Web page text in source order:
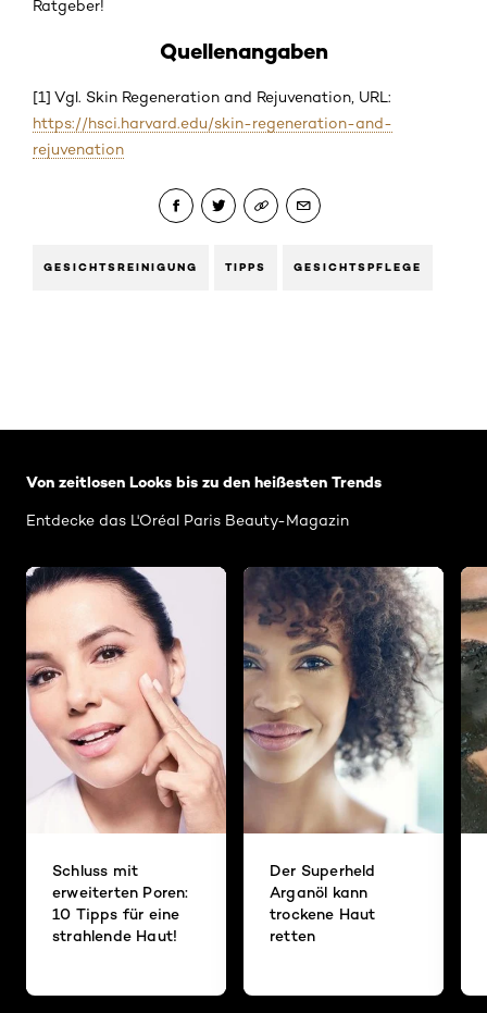
Ratgeber!
Quellenangaben
[1] Vgl. Skin Regeneration and Rejuvenation, URL:
https://hsci.harvard.edu/skin-regeneration-and-
rejuvenation
GESICHTSREINIGUNG TIPPS GESICHTSPFLEGE
Von zeitlosen Looks bis zu den heißesten Trends
Entdecke das L'Oréal Paris Beauty-Magazin
Schluss mit
erweiterten Poren:
10 Tipps für eine
strahlende Haut!
Der Superheld
Arganöl kann
trockene Haut
retten